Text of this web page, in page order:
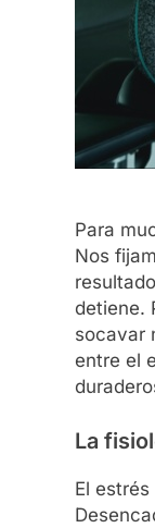
Para
Nos
detiene.
socavar
entre el
La
El